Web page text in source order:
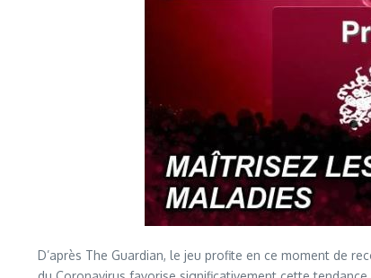
D’après The Guardian, le jeu profite en ce moment de